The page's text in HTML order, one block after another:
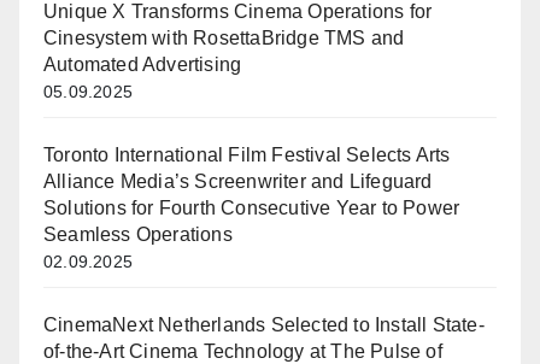
Unique X Transforms Cinema Operations for
Cinesystem with RosettaBridge TMS and
Automated Advertising
05.09.2025
Toronto International Film Festival Selects Arts
Alliance Media’s Screenwriter and Lifeguard
Solutions for Fourth Consecutive Year to Power
Seamless Operations
02.09.2025
CinemaNext Netherlands Selected to Install State-
of-the-Art Cinema Technology at The Pulse of